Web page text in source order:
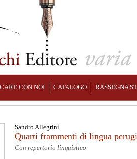
CON NOI CATALOGO RASSEGNA
Sandro Allegrini
Quarti frammenti di lingua
Con repertorio linguistico